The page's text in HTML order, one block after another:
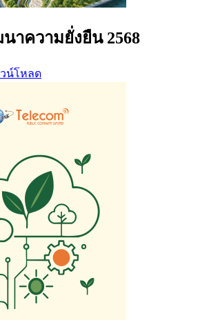
าความยั่งยืน 2568
น์โหลด